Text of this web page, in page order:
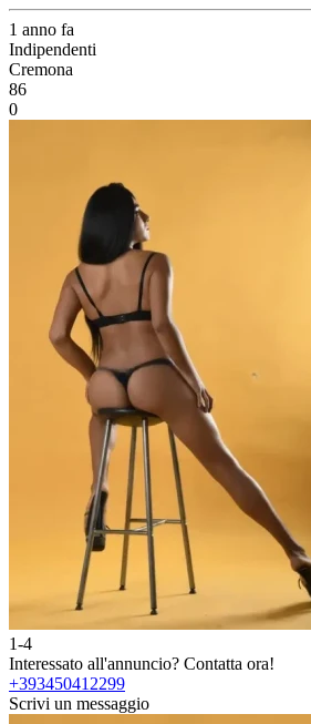
1 anno fa
Indipendenti
Cremona
86
0
1-4
Interessato all'annuncio? Contatta ora!
+393450412299
Scrivi un messaggio